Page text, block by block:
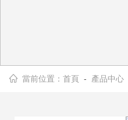
當前位置：首頁 - 產品中心